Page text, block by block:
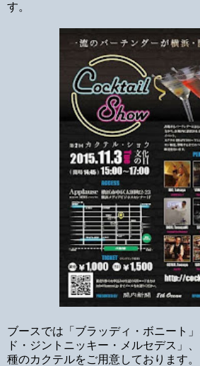
す。
ブースでは「ブラッディ・ボニート
ド・ジントニッキー・メルセデス」
種のカクテルをご用意しております。